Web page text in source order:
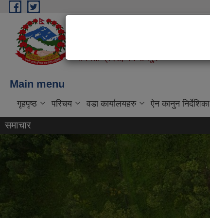
Skip to main content
बागमती प्रदेश, मकवानपुर
Main menu
गृहपृष्ठ परिचय वडा कार्यालयहरु ऐन कानुन निर्देशिका
समाचार